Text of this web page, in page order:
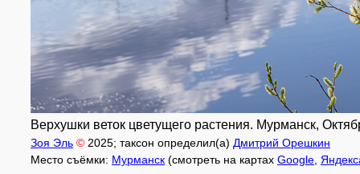
Верхушки веток цветущего растения. Мурманск,
Зоя Эль © 2025; таксон определил(а) Дмитрий Орешкин
Место съёмки: Мурманск (смотреть на картах Google